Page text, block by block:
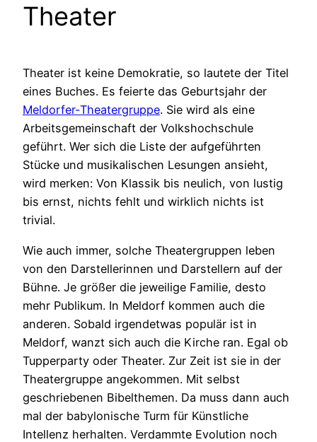
Theater
Theater ist keine Demokratie, so lautete der Titel
eines Buches. Es feierte das Geburtsjahr der
Meldorfer-Theatergruppe. Sie wird als eine
Arbeitsgemeinschaft der Volkshochschule
geführt. Wer sich die Liste der aufgeführten
Stücke und musikalischen Lesungen ansieht,
wird merken: Von Klassik bis neulich, von lustig
bis ernst, nichts fehlt und wirklich nichts ist
trivial.
Wie auch immer, solche Theatergruppen leben
von den Darstellerinnen und Darstellern auf der
Bühne. Je größer die jeweilige Familie, desto
mehr Publikum. In Meldorf kommen auch die
anderen. Sobald irgendetwas populär ist in
Meldorf, wanzt sich auch die Kirche ran. Egal ob
Tupperparty oder Theater. Zur Zeit ist sie in der
Theatergruppe angekommen. Mit selbst
geschriebenen Bibelthemen. Da muss dann auch
mal der babylonische Turm für Künstliche
Intellenz herhalten. Verdammte Evolution noch